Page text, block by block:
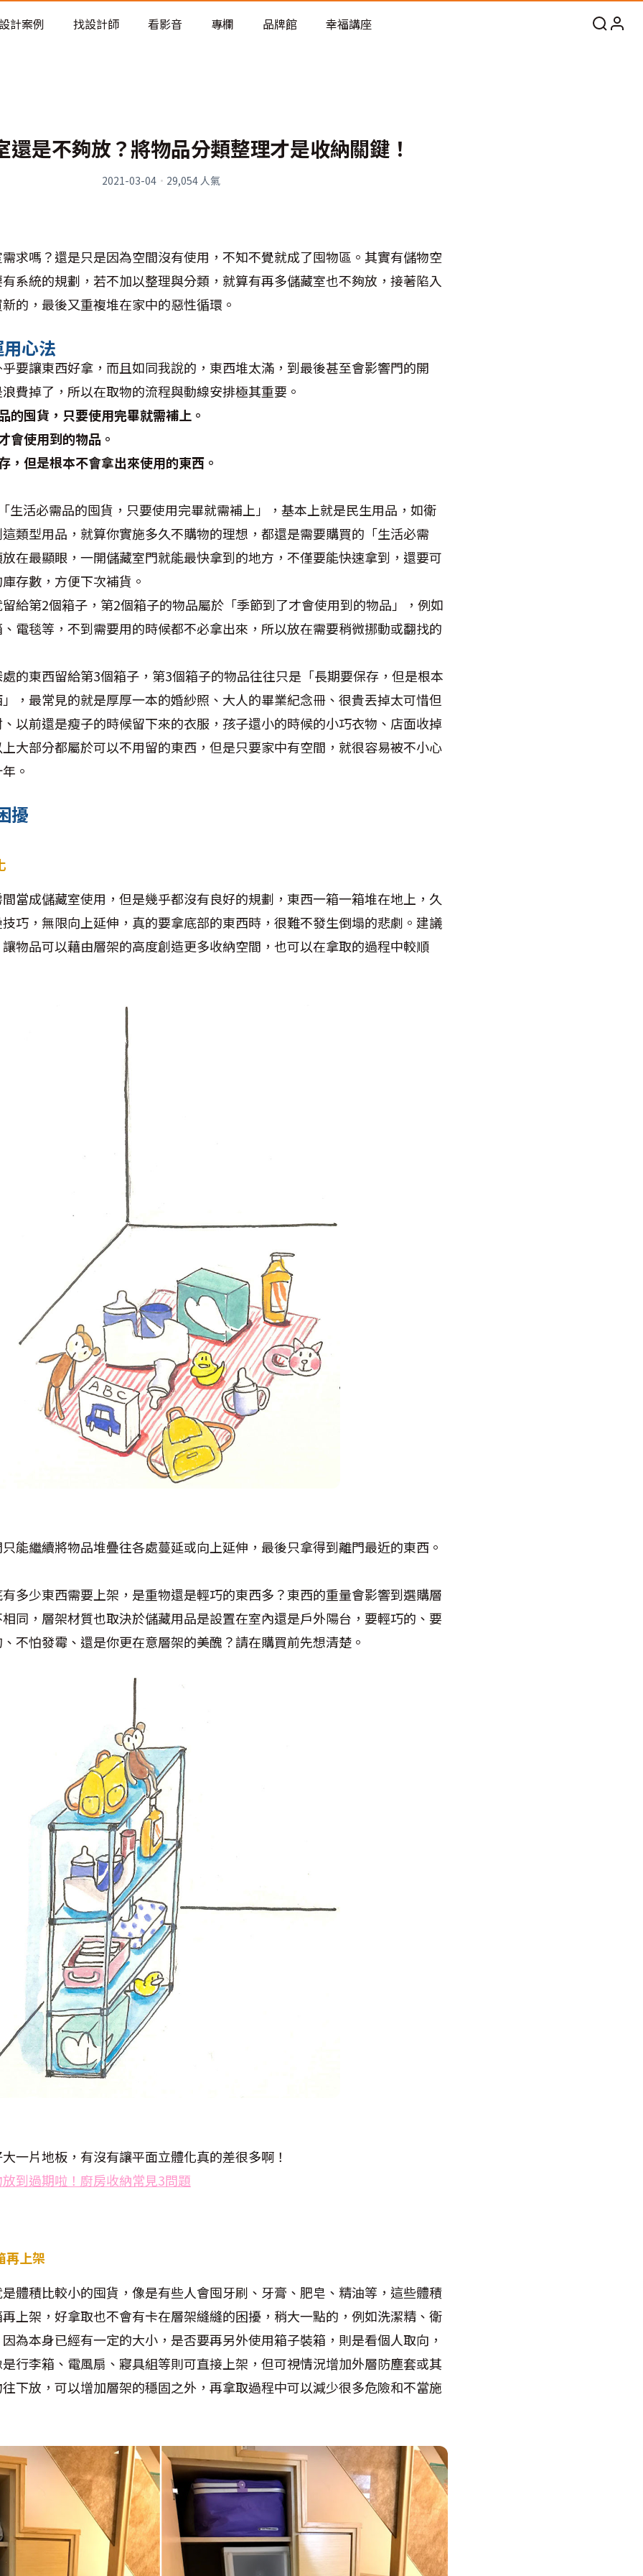
老屋預算分配與高 CP 值煥新術
設計案例 找設計師 看影音 專欄 品牌館 幸福講座
還是不夠放？將物品分類整理才是收納關鍵！
2021-03-04· 29,054人氣
求嗎？還是只是因為空間沒有使用，不知不覺就成了囤物區。其實有儲物空
系統的規劃，若不加以整理與分類，就算有再多儲藏室也不夠放，接著陷入
的，最後又重複堆在家中的惡性循環。
心法
要讓東西好拿，而且如同我說的，東西堆太滿，到最後甚至會影響門的開
費掉了，所以在取物的流程與動線安排極其重要。
的囤貨，只要使用完畢就需補上。
會使用到的物品。
，但是根本不會拿出來使用的東西。
生活必需品的囤貨，只要使用完畢就需補上」，基本上就是民生用品，如衛
類型用品，就算你實施多久不購物的理想，都還是需要購買的「生活必需
在最顯眼，一開儲藏室門就能最快拿到的地方，不僅要能快速拿到，還要可
存數，方便下次補貨。
給第2個箱子，第2個箱子的物品屬於「季節到了才會使用到的物品」，例如
電毯等，不到需要用的時候都不必拿出來，所以放在需要稍微挪動或翻找的
的東西留給第3個箱子，第3個箱子的物品往往只是「長期要保存，但是根本
，最常見的就是厚厚一本的婚紗照、大人的畢業紀念冊、很貴丟掉太可惜但
以前還是瘦子的時候留下來的衣服，孩子還小的時候的小巧衣物、店面收掉
大部分都屬於可以不用留的東西，但是只要家中有空間，就很容易被不小心
。
擾
當成儲藏室使用，但是幾乎都沒有良好的規劃，東西一箱一箱堆在地上，久
巧，無限向上延伸，真的要拿底部的東西時，很難不發生倒塌的悲劇。建議
物品可以藉由層架的高度創造更多收納空間，也可以在拿取的過程中較順
能繼續將物品堆疊往各處蔓延或向上延伸，最後只拿得到離門最近的東西。
多少東西需要上架，是重物還是輕巧的東西多？東西的重量會影響到選購層
同，層架材質也取決於儲藏用品是設置在室內還是戶外陽台，要輕巧的、要
不怕發霉、還是你更在意層架的美醜？請在購買前先想清楚。
一片地板，有沒有讓平面立體化真的差很多啊！
到過期啦！廚房收納常見3問題
再上架
體積比較小的囤貨，像是有些人會囤牙刷、牙膏、肥皂、精油等，這些體積
上架，好拿取也不會有卡在層架縫縫的困擾，稍大一點的，例如洗潔精、衛
為本身已經有一定的大小，是否要再另外使用箱子裝箱，則是看個人取向，
行李箱、電風扇、寢具組等則可直接上架，但可視情況增加外層防塵套或其
下放，可以增加層架的穩固之外，再拿取過程中可以減少很多危險和不當施